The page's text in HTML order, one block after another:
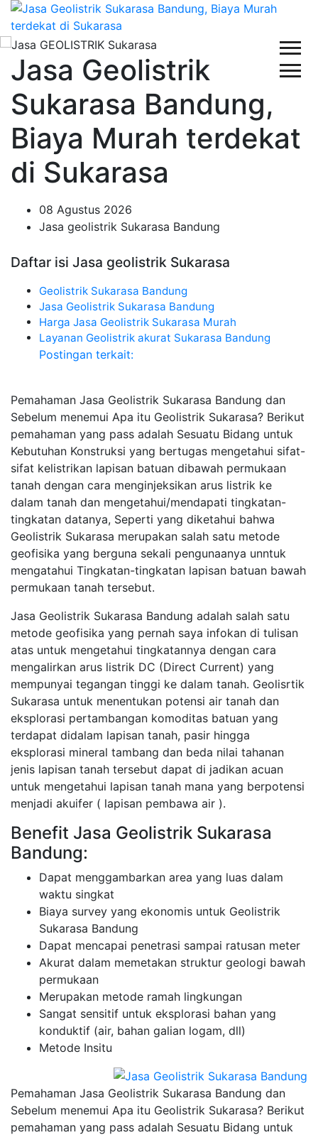
Jasa Geolistrik
Sukarasa Bandung,
Biaya Murah terdekat
di Sukarasa
08 Agustus 2026
Jasa geolistrik Sukarasa Bandung
Daftar isi Jasa geolistrik Sukarasa
Geolistrik Sukarasa Bandung
Jasa Geolistrik Sukarasa Bandung
Harga Jasa Geolistrik Sukarasa Murah
Layanan Geolistrik akurat Sukarasa Bandung
Postingan terkait:
Pemahaman Jasa Geolistrik Sukarasa Bandung dan
Sebelum menemui Apa itu Geolistrik Sukarasa? Berikut
pemahaman yang pass adalah Sesuatu Bidang untuk
Kebutuhan Konstruksi yang bertugas mengetahui sifat-
sifat kelistrikan lapisan batuan dibawah permukaan
tanah dengan cara menginjeksikan arus listrik ke
dalam tanah dan mengetahui/mendapati tingkatan-
tingkatan datanya, Seperti yang diketahui bahwa
Geolistrik Sukarasa merupakan salah satu metode
geofisika yang berguna sekali pengunaanya unntuk
mengatahui Tingkatan-tingkatan lapisan batuan bawah
permukaan tanah tersebut.
Jasa Geolistrik Sukarasa Bandung adalah salah satu
metode geofisika yang pernah saya infokan di tulisan
atas untuk mengetahui tingkatannya dengan cara
mengalirkan arus listrik DC (Direct Current) yang
mempunyai tegangan tinggi ke dalam tanah. Geolisrtik
Sukarasa untuk menentukan potensi air tanah dan
eksplorasi pertambangan komoditas batuan yang
terdapat didalam lapisan tanah, pasir hingga
eksplorasi mineral tambang dan beda nilai tahanan
jenis lapisan tanah tersebut dapat di jadikan acuan
untuk mengetahui lapisan tanah mana yang berpotensi
menjadi akuifer ( lapisan pembawa air ).
Benefit Jasa Geolistrik Sukarasa
Bandung:
Dapat menggambarkan area yang luas dalam
waktu singkat
Biaya survey yang ekonomis untuk Geolistrik
Sukarasa Bandung
Dapat mencapai penetrasi sampai ratusan meter
Akurat dalam memetakan struktur geologi bawah
permukaan
Merupakan metode ramah lingkungan
Sangat sensitif untuk eksplorasi bahan yang
konduktif (air, bahan galian logam, dll)
Metode Insitu
Pemahaman Jasa Geolistrik Sukarasa Bandung dan
Sebelum menemui Apa itu Geolistrik Sukarasa? Berikut
pemahaman yang pass adalah Sesuatu Bidang untuk